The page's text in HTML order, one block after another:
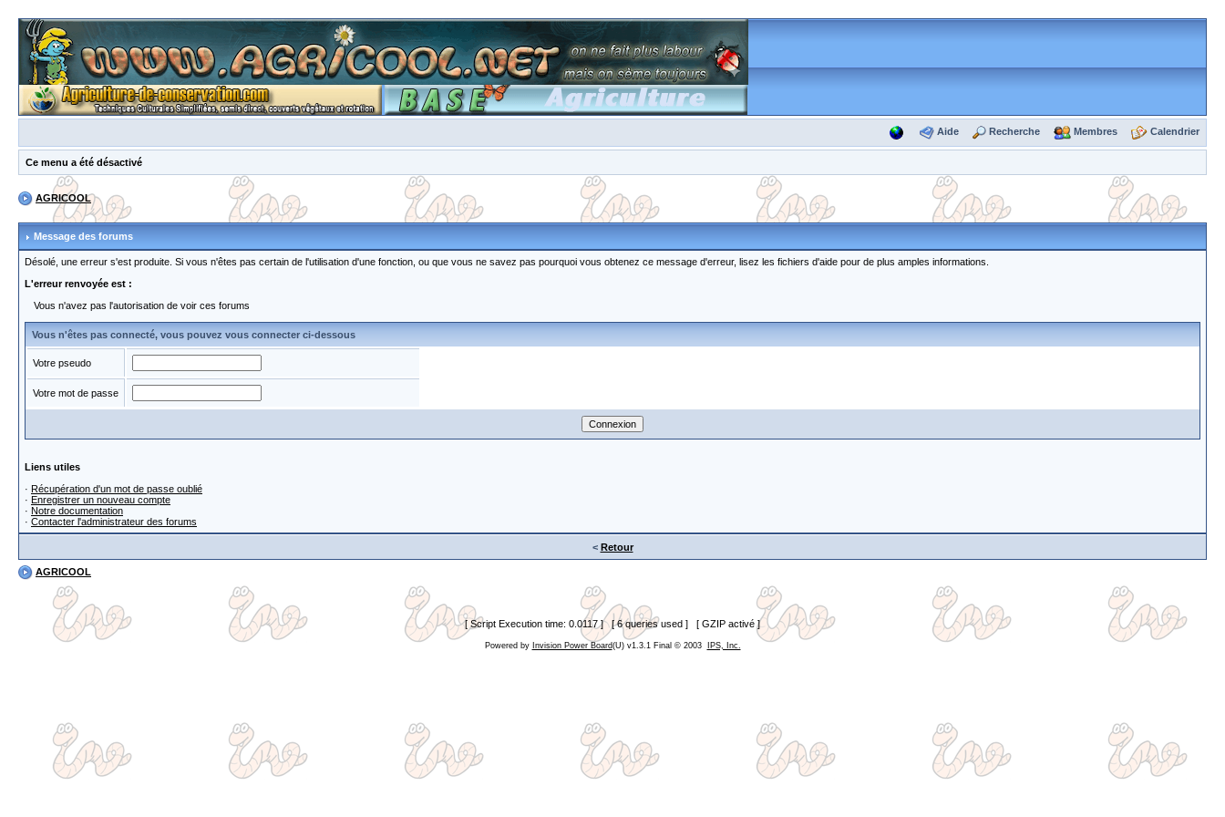
Aide Recherche Membres Calendrier
Ce menu a été désactivé
AGRICOOL
Message des forums
Désolé, une erreur s'est produite. Si vous n'êtes pas certain de l'utilisation d'une fonction, ou que vous ne savez pas pourquoi vous obtenez ce message d'erreur, lisez les fichiers d'aide pour de plus amples informations.
L'erreur renvoyée est :
Vous n'avez pas l'autorisation de voir ces forums
Vous n'êtes pas connecté, vous pouvez vous connecter ci-dessous
Votre pseudo
Votre mot de passe
Liens utiles
· Récupération d'un mot de passe oublié
· Enregistrer un nouveau compte
· Notre documentation
· Contacter l'administrateur des forums
< Retour
AGRICOOL
[ Script Execution time: 0.0117 ] [ 6 queries used ] [ GZIP activé ]
Powered by Invision Power Board(U) v1.3.1 Final © 2003 IPS, Inc.